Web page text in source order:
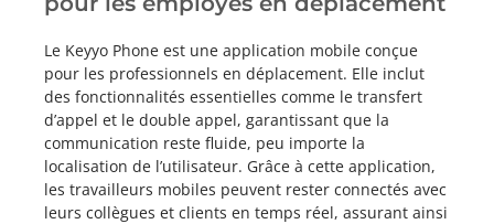
Le Keyyo Phone est une application mobile conçue
pour les professionnels en déplacement. Elle inclut
des fonctionnalités essentielles comme le transfert
d’appel et le double appel, garantissant que la
communication reste fluide, peu importe la
localisation de l’utilisateur. Grâce à cette application,
les travailleurs mobiles peuvent rester connectés avec
leurs collègues et clients en temps réel, assurant ainsi